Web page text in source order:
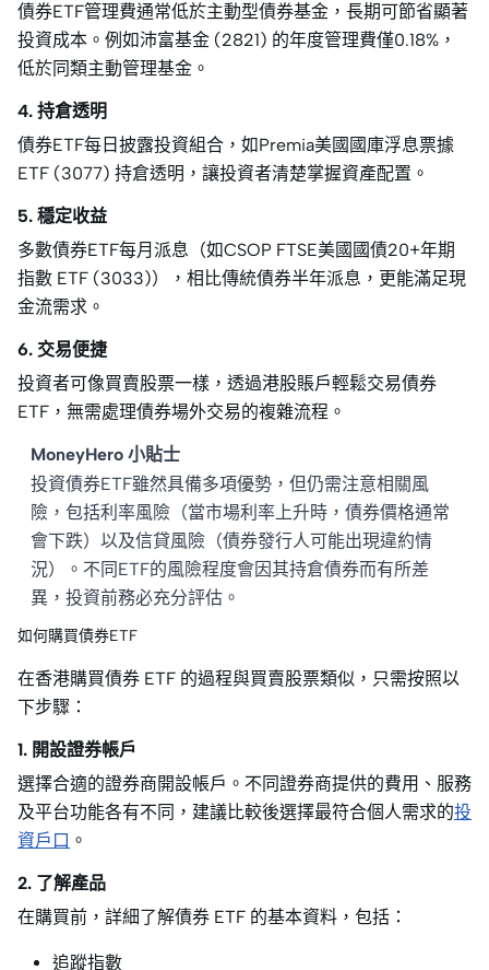
債券ETF管理費通常低於主動型債券基金，長期可節省顯著
投資成本。例如沛富基金 (2821) 的年度管理費僅0.18%，
低於同類主動管理基金。
4. 持倉透明
債券ETF每日披露投資組合，如Premia美國國庫浮息票據
ETF (3077) 持倉透明，讓投資者清楚掌握資產配置。
5. 穩定收益
多數債券ETF每月派息（如CSOP FTSE美國國債20+年期
指數 ETF (3033)），相比傳統債券半年派息，更能滿足現
金流需求。
6. 交易便捷
投資者可像買賣股票一樣，透過港股賬戶輕鬆交易債券
ETF，無需處理債券場外交易的複雜流程。
MoneyHero 小貼士
投資債券ETF雖然具備多項優勢，但仍需注意相關風
險，包括利率風險（當市場利率上升時，債券價格通常
會下跌）以及信貸風險（債券發行人可能出現違約情
況）。不同ETF的風險程度會因其持倉債券而有所差
異，投資前務必充分評估。
如何購買債券ETF
在香港購買債券 ETF 的過程與買賣股票類似，只需按照以
下步驟：
1. 開設證券帳戶
選擇合適的證券商開設帳戶。不同證券商提供的費用、服務
及平台功能各有不同，建議比較後選擇最符合個人需求的投
資戶口 。
2. 了解產品
在購買前，詳細了解債券 ETF 的基本資料，包括：
追蹤指數